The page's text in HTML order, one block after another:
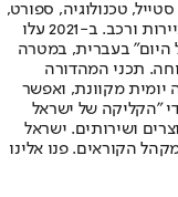
טכנולוגיה, ספורט,
כלכלה וצרכנות, בריאות, חיילים, אוכל, יהדות, תיירות ורכב. ב-2021 עלו
היום" בעברית, במטרה
תכני המהדורה
יומית מקוונת, ואפשר
"הקליקה של ישראל
ושירותים. ישראל
הקוראים. פנו אלינו